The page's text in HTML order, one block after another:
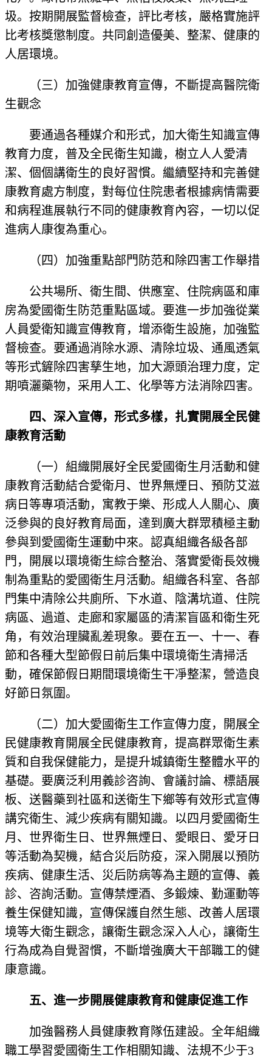
圾。按期開展監督檢查，評比考核，嚴格實施評
比考核獎懲制度。共同創造優美、整潔、健康的
人居環境。
（三）加強健康教育宣傳，不斷提高醫院衛
生觀念
要通過各種媒介和形式，加大衛生知識宣傳
教育力度，普及全民衛生知識，樹立人人愛清
潔、個個講衛生的良好習慣。繼續堅持和完善健
康教育處方制度，對每位住院患者根據病情需要
和病程進展執行不同的健康教育內容，一切以促
進病人康復為重心。
（四）加強重點部門防范和除四害工作舉措
公共場所、衛生間、供應室、住院病區和庫
房為愛國衛生防范重點區域。要進一步加強從業
人員愛衛知識宣傳教育，增添衛生設施，加強監
督檢查。要通過消除水源、清除垃圾、通風透氣
等形式鏟除四害孳生地，加大源頭治理力度，定
期噴灑藥物，采用人工、化學等方法消除四害。
四、深入宣傳，形式多樣，扎實開展全民健
康教育活動
（一）組織開展好全民愛國衛生月活動和健
康教育活動結合愛衛月、世界無煙日、預防艾滋
病日等專項活動，寓教于樂、形成人人關心、廣
泛參與的良好教育局面，達到廣大群眾積極主動
參與到愛國衛生運動中來。認真組織各級各部
門，開展以環境衛生綜合整治、落實愛衛長效機
制為重點的愛國衛生月活動。組織各科室、各部
門集中清除公共廁所、下水道、陰溝坑道、住院
病區、過道、走廊和家屬區的清潔盲區和衛生死
角，有效治理臟亂差現象。要在五一、十一、春
節和各種大型節假日前后集中環境衛生清掃活
動，確保節假日期間環境衛生干凈整潔，營造良
好節日氛圍。
（二）加大愛國衛生工作宣傳力度，開展全
民健康教育開展全民健康教育，提高群眾衛生素
質和自我保健能力，是提升城鎮衛生整體水平的
基礎。要廣泛利用義診咨詢、會議討論、標語展
板、送醫藥到社區和送衛生下鄉等有效形式宣傳
講究衛生、減少疾病有關知識。以四月愛國衛生
月、世界衛生日、世界無煙日、愛眼日、愛牙日
等活動為契機，結合災后防疫，深入開展以預防
疾病、健康生活、災后防病等為主題的宣傳、義
診、咨詢活動。宣傳禁煙酒、多鍛煉、勤運動等
養生保健知識，宣傳保護自然生態、改善人居環
境等大衛生觀念，讓衛生觀念深入人心，讓衛生
行為成為自覺習慣，不斷增強廣大干部職工的健
康意識。
五、進一步開展健康教育和健康促進工作
加強醫務人員健康教育隊伍建設。全年組織
職工學習愛國衛生工作相關知識、法規不少于3